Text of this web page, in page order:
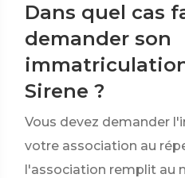
Dans quel cas
demander son
Sirene ?
Vous devez demander
votre association au
l'association remplit au